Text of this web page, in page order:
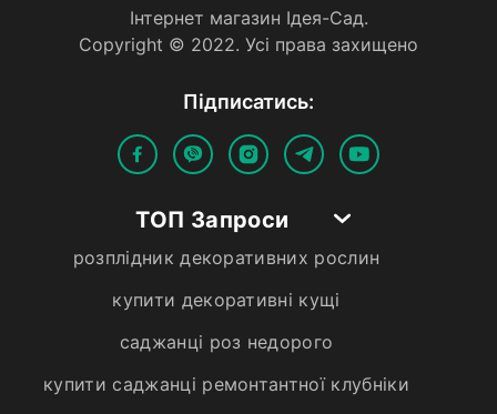
Iнтернет магазин Iдея-Сад.
Copyright © 2022. Усi права захищено
Пiдписатись:
ТОП Запроси
розплідник декоративних рослин
купити декоративні кущі
саджанці роз недорого
купити саджанці ремонтантної клубніки